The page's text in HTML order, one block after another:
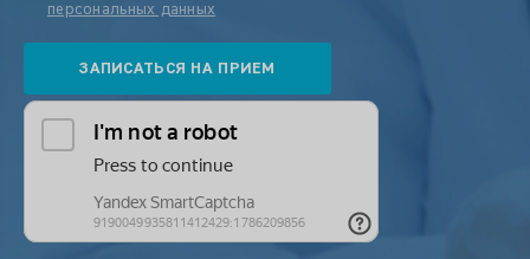
персональных данных